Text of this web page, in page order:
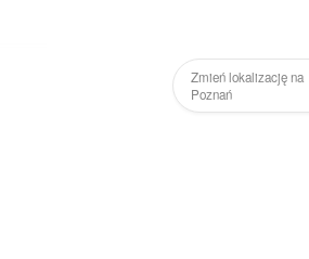
Zmień lokalizację na
Poznań